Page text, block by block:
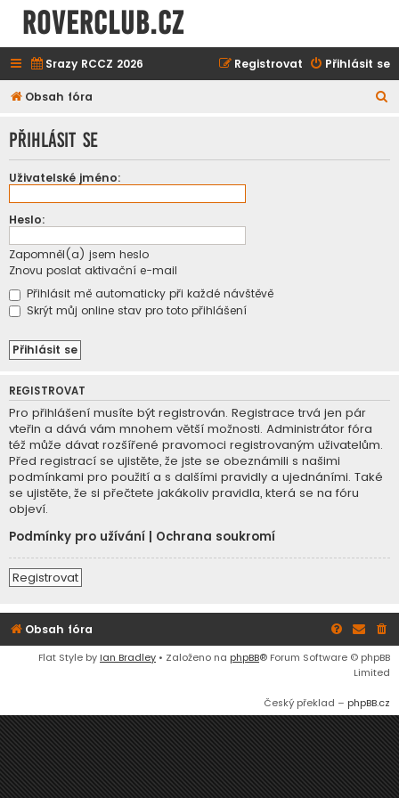
ROVERCLUB.cz
Srazy RCCZ 2026 Přihlásit se
Registrovat
Obsah fóra
d
Přihlásit se
Uživatelské jméno:
Heslo:
Zapomněl(a) jsem heslo
Znovu poslat aktivační e-mail
Přihlásit mě automaticky při každé návštěvě
Skrýt můj online stav pro toto přihlášení
REGISTROVAT
Pro přihlášení musíte být registrován. Registrace trvá jen pár
vteřin a dává vám mnohem větší možnosti. Administrátor fóra
též může dávat rozšířené pravomoci registrovaným uživatelům.
Před registrací se ujistěte, že jste se obeznámili s našimi
podmínkami pro použití a s dalšími pravidly a ujednáními. Také
se ujistěte, že si přečtete jakákoliv pravidla, která se na fóru
objeví.
Podmínky pro užívání
Ochrana soukromí
Registrovat
Obsah fóra
Flat Style by Ian Bradley • Založeno na phpBB® Forum Software © phpBB
Limited
Český překlad – phpBB.cz